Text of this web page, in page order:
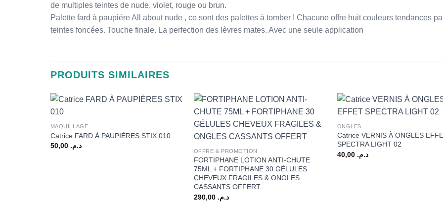
de multiples teintes de nude, violet, rouge ou brun.
Palette fard à paupiére All about nude , ce sont des palettes à tomber ! Chacune offre huit couleurs tendances
teintes foncées. Touche finale. La perfection des lèvres mates. Avec une seule application
PRODUITS SIMILAIRES
+
MAQUILLAGE
Catrice FARD À PAUPIÈRES STIX 010
د.م. 50,00
+
OFFRE & PROMOTION
FORTIPHANE LOTION ANTI-CHUTE
75ML + FORTIPHANE 30 GÉLULES
CHEVEUX FRAGILES & ONGLES
CASSANTS OFFERT
د.م. 290,00
+
ONGLES
Catrice VERNIS À ONGLES
SPECTRA LIGHT 02
د.م. 40,00